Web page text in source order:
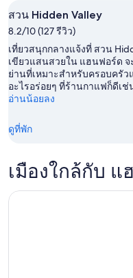
8
ส.ค.
-
9
ส.ค.
คืน
พรุ่ง
นี้,
9
ส.ค.
-
10
ส.ค.
สำหรับ
สุด
สัปดาห์
หน้า,
14
ส.ค.
-
16
สวน Hidden Valley
8.2/10 (127 รีวิว)
เที่ยวสนุกกลางแจ้งที่ สวน
เขียวแสนสวยใน แฮนฟอร์ด
ย่านที่เหมาะสำหรับครอบครัว
อะไรอร่อยๆ ที่ร้านกาแฟก็ดีเ
อ่านน้อยลง
ดูที่พัก
เมืองใกล้กับ แ